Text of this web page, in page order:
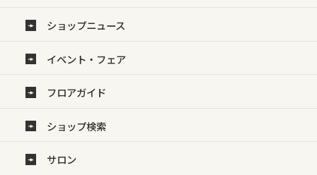
ショップニュース
イベント・フェア
フロアガイド
ショップ検索
サロン